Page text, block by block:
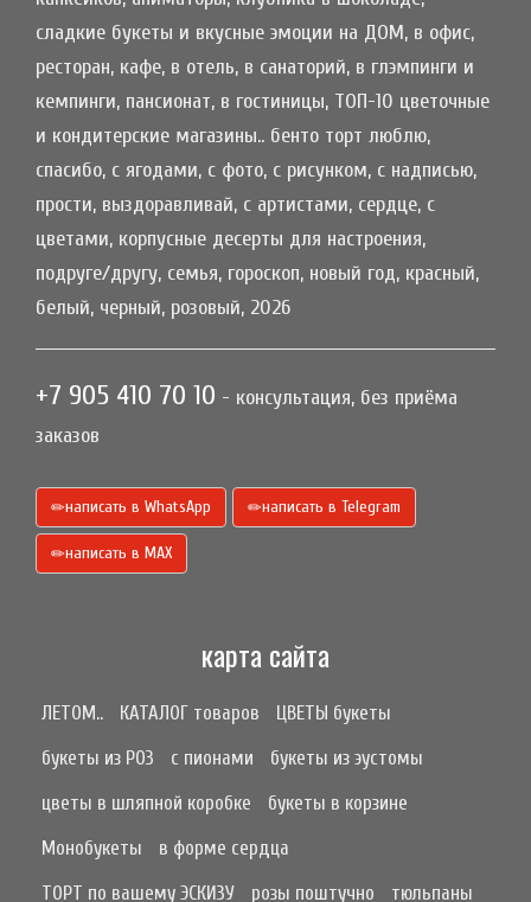
сладкие букеты и вкусные эмоции на ДОМ, в офис,
ресторан, кафе, в отель, в санаторий, в глэмпинги и
кемпинги, пансионат, в гостиницы, ТОП-10 цветочные
и кондитерские магазины.. бенто торт люблю,
спасибо, с ягодами, с фото, с рисунком, с надписью,
прости, выздоравливай, с артистами, сердце, с
цветами, корпусные десерты для настроения,
подруге/другу, семья, гороскоп, новый год, красный,
белый, черный, розовый, 2026
+7 905 410 70 10 - консультация, без приёма
заказов
написать в WhatsApp написать в Telegram
написать в МАХ
карта сайта
ЛЕТОМ.. КАТАЛОГ товаров
ЦВЕТЫ букеты
букеты из РОЗ
с пионами
букеты из эустомы
цветы в шляпной коробке
букеты в корзине
Монобукеты
в форме сердца
ТОРТ по вашему ЭСКИЗУ
розы поштучно
тюльпаны